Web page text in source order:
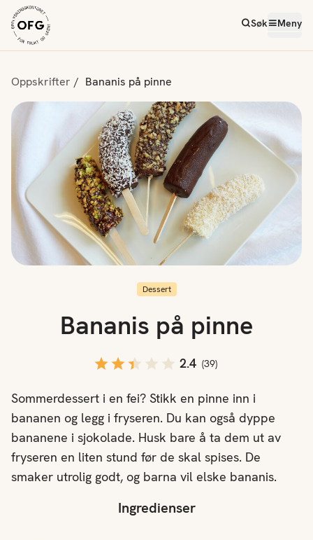
Søk Meny
Oppskrifter Bananis på pinne
Ingredienser
Dessert
Bananis på pinne
2.4 (39)
Sommerdessert i en fei? Stikk en pinne inn i
bananen og legg i fryseren. Du kan også dyppe
bananene i sjokolade. Husk bare å ta dem ut av
fryseren en liten stund før de skal spises. De
smaker utrolig godt, og barna vil elske bananis.